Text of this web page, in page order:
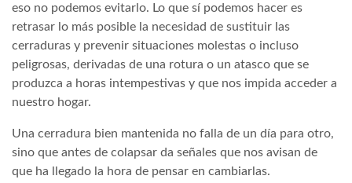
eso no podemos evitarlo. Lo que sí podemos hacer es
retrasar lo más posible la necesidad de sustituir las
cerraduras y prevenir situaciones molestas o incluso
peligrosas, derivadas de una rotura o un atasco que se
produzca a horas intempestivas y que nos impida acceder a
nuestro hogar.
Una cerradura bien mantenida no falla de un día para otro,
sino que antes de colapsar da señales que nos avisan de
que ha llegado la hora de pensar en cambiarlas.